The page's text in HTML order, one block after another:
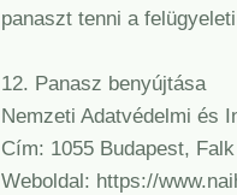
panaszt tenni a
12. Panasz benyújtása
Nemzeti Adatvédelmi és
Cím: 1055 Budapest,
Weboldal: https://